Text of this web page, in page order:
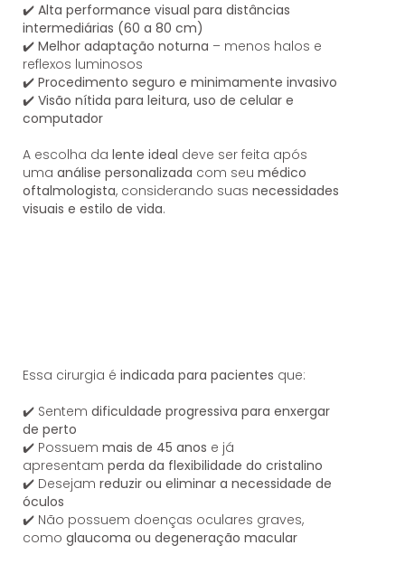
✔️ Alta performance visual para distâncias
intermediárias (60 a 80 cm)
✔️ Melhor adaptação noturna – menos halos e
reflexos luminosos
✔️ Procedimento seguro e minimamente invasivo
✔️ Visão nítida para leitura, uso de celular e
computador
A escolha da lente ideal deve ser feita após
uma análise personalizada com seu médico
oftalmologista, considerando suas necessidades
visuais e estilo de vida.
Essa cirurgia é indicada para pacientes que:
✔️ Sentem dificuldade progressiva para enxergar
de perto
✔️ Possuem mais de 45 anos e já
apresentam perda da flexibilidade do cristalino
✔️ Desejam reduzir ou eliminar a necessidade de
óculos
✔️ Não possuem doenças oculares graves,
como glaucoma ou degeneração macular